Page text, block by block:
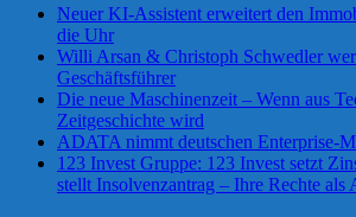
Neuer KI-Assistent erweitert den
die Uhr
Willi Arsan & Christoph Schwedler
Geschäftsführer
Die neue Maschinenzeit – Wenn aus
Zeitgeschichte wird
ADATA nimmt deutschen Enterprise-
123 Invest Gruppe: 123 Invest setzt
stellt Insolvenzantrag – Ihre Rechte als